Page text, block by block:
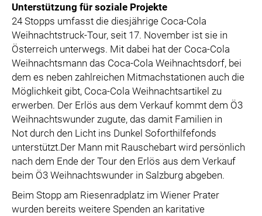
Unterstützung für soziale Projekte
24 Stopps umfasst die diesjährige Coca-Cola
Weihnachtstruck-Tour, seit 17. November ist sie in
Österreich unterwegs. Mit dabei hat der Coca-Cola
Weihnachtsmann das Coca-Cola Weihnachtsdorf, bei
dem es neben zahlreichen Mitmachstationen auch die
Möglichkeit gibt, Coca-Cola Weihnachtsartikel zu
erwerben. Der Erlös aus dem Verkauf kommt dem Ö3
Weihnachtswunder zugute, das damit Familien in
Not durch den Licht ins Dunkel Soforthilfefonds
unterstützt.Der Mann mit Rauschebart wird persönlich
nach dem Ende der Tour den Erlös aus dem Verkauf
beim Ö3 Weihnachtswunder in Salzburg abgeben.
Beim Stopp am Riesenradplatz im Wiener Prater
wurden bereits weitere Spenden an karitative